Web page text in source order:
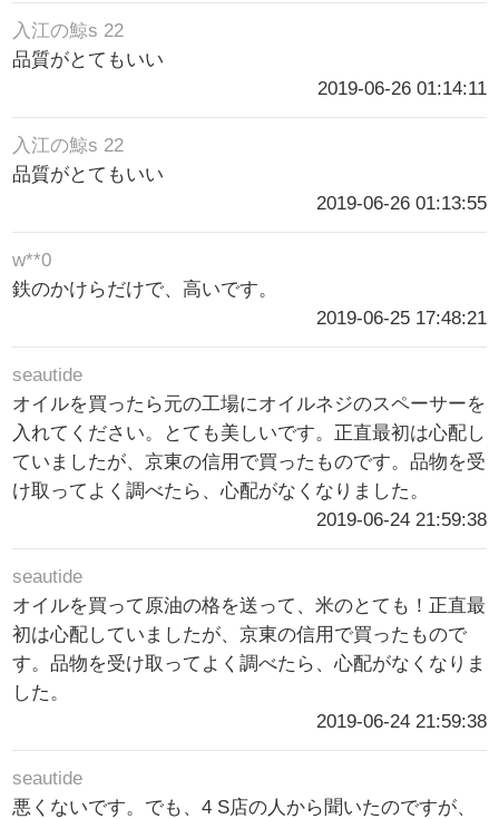
入江の鯨s 22
品質がとてもいい
2019-06-26 01:14:11
入江の鯨s 22
品質がとてもいい
2019-06-26 01:13:55
w**0
鉄のかけらだけで、高いです。
2019-06-25 17:48:21
seautide
オイルを買ったら元の工場にオイルネジのスペーサーを
入れてください。とても美しいです。正直最初は心配し
ていましたが、京東の信用で買ったものです。品物を受
け取ってよく調べたら、心配がなくなりました。
2019-06-24 21:59:38
seautide
オイルを買って原油の格を送って、米のとても！正直最
初は心配していましたが、京東の信用で買ったもので
す。品物を受け取ってよく調べたら、心配がなくなりま
した。
2019-06-24 21:59:38
seautide
悪くないです。でも、4 S店の人から聞いたのですが、